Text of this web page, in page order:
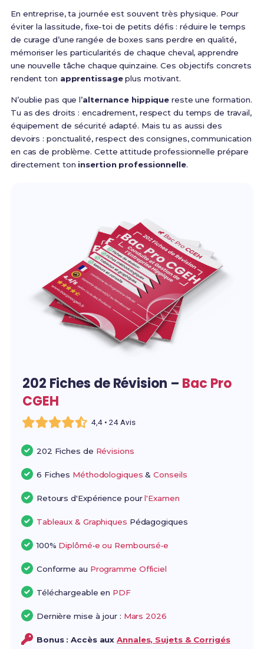
En entreprise, ta journée est souvent très physique. Pour
éviter la lassitude, fixe-toi de petits défis : réduire le temps
de curage d’une rangée de boxes sans perdre en qualité,
mémoriser les particularités de chaque cheval, apprendre
une nouvelle tâche chaque quinzaine. Ces objectifs concrets
rendent ton apprentissageplus motivant.
N’oublie pas que l’alternance hippique reste une formation.
Tu as des droits : encadrement, respect du temps de travail,
équipement de sécurité adapté. Mais tu as aussi des
devoirs : ponctualité, respect des consignes, communication
en cas de problème. Cette attitude professionnelle prépare
directement ton insertion professionnelle.
202 Fiches de Révision – Bac Pro
CGEH
4,4 • 24 Avis
202 Fiches de Révisions
6 Fiches Méthodologiques &Conseils
Retours d'Expérience pourl'Examen
Tableaux & Graphiques Pédagogiques
100% Diplômé•e ou Remboursé•e
Conforme au Programme Officiel
Téléchargeable en PDF
Dernière mise à jour : Mars 2026
Bonus : Accès auxAnnales, Sujets & Corrigés